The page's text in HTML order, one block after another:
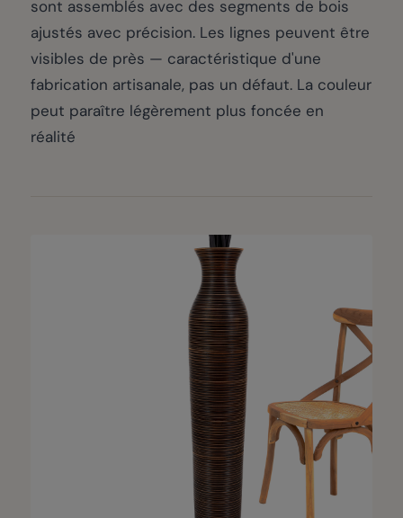
sont assemblés avec des segments de bois
ajustés avec précision. Les lignes peuvent être
visibles de près — caractéristique d'une
fabrication artisanale, pas un défaut. La couleur
peut paraître légèrement plus foncée en
réalité